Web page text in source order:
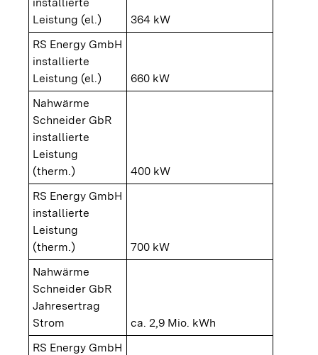
Leistung (el.)
364 kW
RS Energy GmbH
installierte
Leistung (el.)
660 kW
Nahwärme
Schneider GbR
installierte
Leistung
(therm.)
400 kW
RS Energy GmbH
installierte
Leistung
(therm.)
700 kW
Nahwärme
Schneider GbR
Jahresertrag
Strom
ca. 2,9 Mio. kWh
RS Energy GmbH